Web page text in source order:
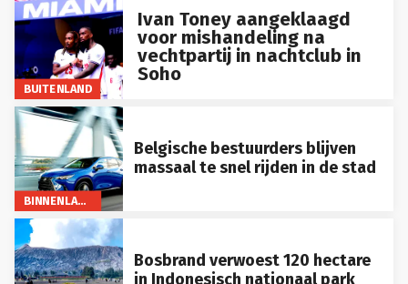
BUITENLAND
Ivan Toney aangeklaagd
voor mishandeling na
vechtpartij in nachtclub in
Soho
BINNENLAND
Belgische bestuurders blijven
massaal te snel rijden in de stad
Bosbrand verwoest 120 hectare
in Indonesisch nationaal park